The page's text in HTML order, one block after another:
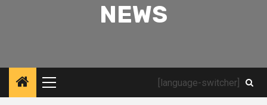
NEWS
Primary
Menu
[language-switcher]